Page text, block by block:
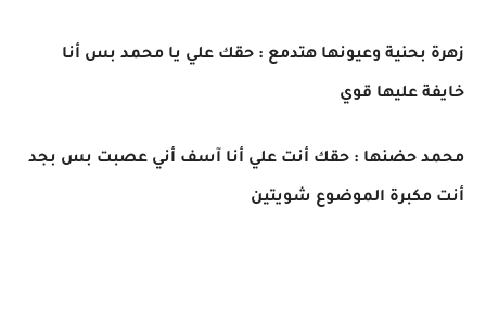
زهرة بحنية وعيونها هتدمع : حقك علي يا محمد بس أنا
خايفة عليها قوي
محمد حضنها : حقك أنت علي أنا آسف أني عصبت بس بجد
أنت مكبرة الموضوع شويتين